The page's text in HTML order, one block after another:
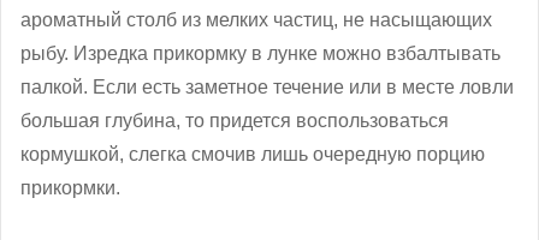
ароматный столб из мелких частиц, не насыщающих
рыбу. Изредка прикормку в лунке можно взбалтывать
палкой. Если есть заметное течение или в месте ловли
большая глубина, то придется воспользоваться
кормушкой, слегка смочив лишь очередную порцию
прикормки.